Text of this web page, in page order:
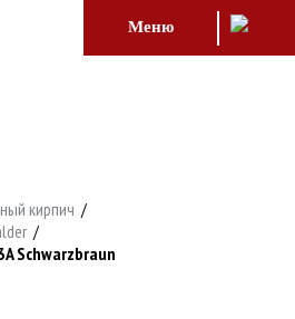
Меню
кирпич /
/
Schwarzbraun